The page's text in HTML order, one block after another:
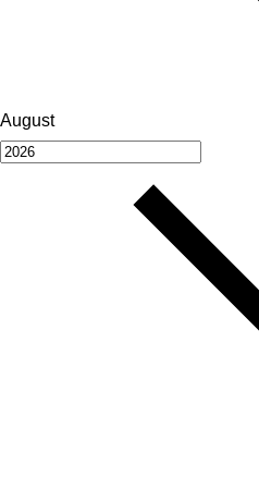
August